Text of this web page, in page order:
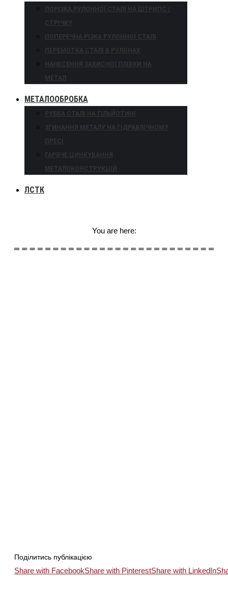
ПОРІЗКА РУЛОННОЇ СТАЛІ НА ШТРИПС /
СТРІЧКУ
ПОПЕРЕЧНА РІЗКА РУЛОННОЇ СТАЛІ
ПЕРЕМОТКА СТАЛІ В РУЛОНАХ
НАНЕСЕННЯ ЗАХИСНОЇ ПЛІВКИ НА
МЕТАЛ
МЕТАЛООБРОБКА
РУБКА СТАЛІ НА ГІЛЬЙОТИНІ
ЗГИНАННЯ МЕТАЛУ НА ГІДРАВЛІЧНОМУ
ПРЕСІ
ГАРЯЧЕ ЦИНКУВАННЯ
МЕТАЛОКОНСТРУКЦІЙ
ЛСТК
You are here:
Поділитись публікацією
Share with FacebookShare with PinterestShare with LinkedIn